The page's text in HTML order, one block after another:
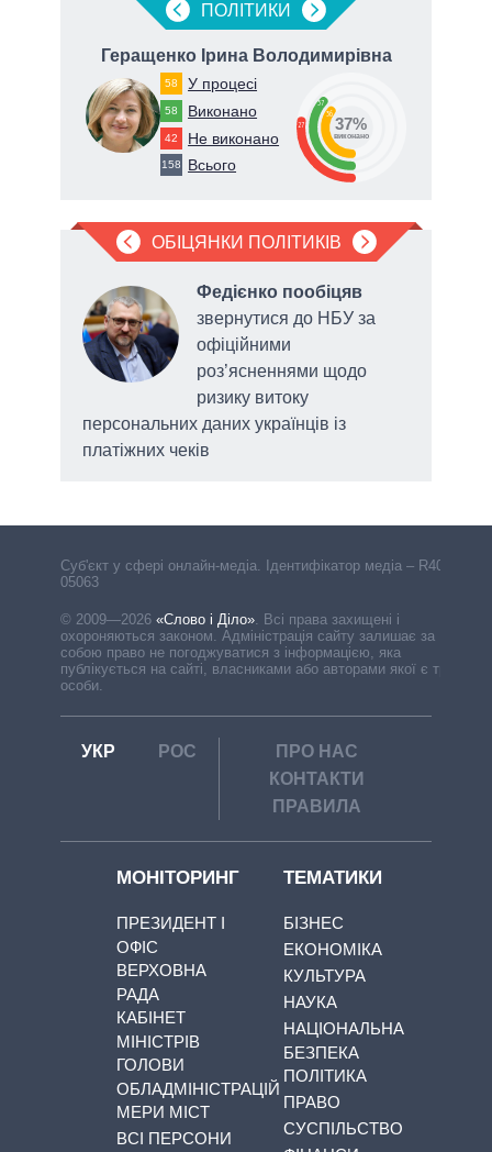
ПОЛIТИКИ
Геращенко Ірина Володимирівна
58 У процесі
58 Виконано
42 Не виконано
158 Всього
27
37
36
37%
виконано
ОБІЦЯНКИ ПОЛІТИКІВ
Федієнко пообіцяв
звернутися до НБУ за
офіційними
роз’ясненнями щодо
ризику витоку
персональних даних українців із
платіжних чеків
Cуб'єкт у сфері онлайн-медіа. Ідентифікатор медіа – R40-
05063
© 2009—2026 «Слово і Діло». Всі права захищені і
охороняються законом. Адміністрація сайту залишає за
собою право не погоджуватися з інформацією, яка
публікується на сайті, власниками або авторами якої є треті
особи.
УКР РОС
ПРО НАС
КОНТАКТИ
ПРАВИЛА
МОНІТОРИНГ
ПРЕЗИДЕНТ І
ОФІС
ВЕРХОВНА
РАДА
КАБІНЕТ
МІНІСТРІВ
ГОЛОВИ
ОБЛАДМІНІСТРАЦІЙ
МЕРИ МІСТ
ВСІ ПЕРСОНИ
ТЕМАТИКИ
БІЗНЕС
ЕКОНОМІКА
КУЛЬТУРА
НАУКА
НАЦІОНАЛЬНА
БЕЗПЕКА
ПОЛІТИКА
ПРАВО
СУСПІЛЬСТВО